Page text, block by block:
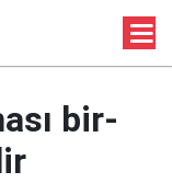
bir-